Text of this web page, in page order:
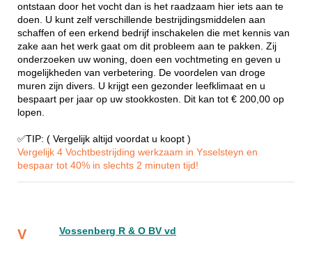
ontstaan door het vocht dan is het raadzaam hier iets aan te
doen. U kunt zelf verschillende bestrijdingsmiddelen aan
schaffen of een erkend bedrijf inschakelen die met kennis van
zake aan het werk gaat om dit probleem aan te pakken. Zij
onderzoeken uw woning, doen een vochtmeting en geven u
mogelijkheden van verbetering. De voordelen van droge
muren zijn divers. U krijgt een gezonder leefklimaat en u
bespaart per jaar op uw stookkosten. Dit kan tot € 200,00 op
lopen.
✅TIP: ( Vergelijk altijd voordat u koopt )
Vergelijk 4 Vochtbestrijding werkzaam in Ysselsteyn en
bespaar tot 40% in slechts 2 minuten tijd!
V Vossenberg R & O BV vd